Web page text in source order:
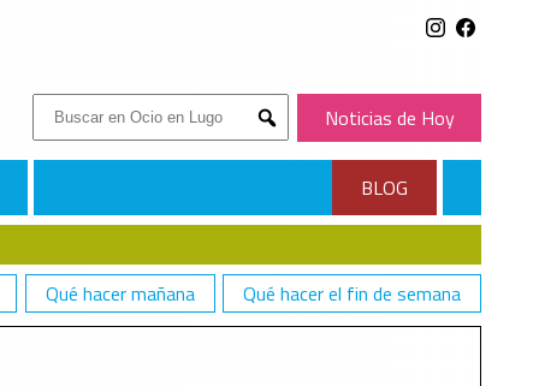
Buscar:
Submit
Noticias de Hoy
BLOG
Qué hacer mañana Qué hacer el fin de semana